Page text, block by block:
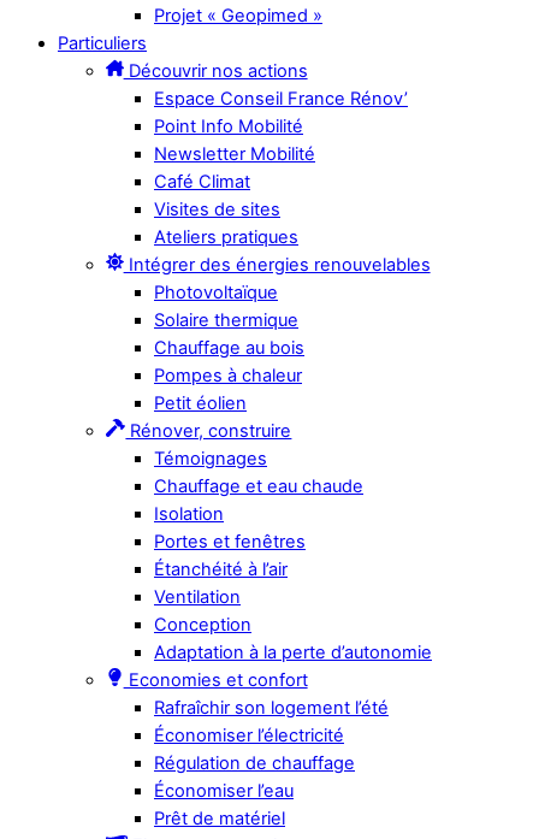
Projet « Geopimed »
Particuliers
Découvrir nos actions
Espace Conseil France Rénov’
Point Info Mobilité
Newsletter Mobilité
Café Climat
Visites de sites
Ateliers pratiques
Intégrer des énergies renouvelables
Photovoltaïque
Solaire thermique
Chauffage au bois
Pompes à chaleur
Petit éolien
Rénover, construire
Témoignages
Chauffage et eau chaude
Isolation
Portes et fenêtres
Étanchéité à l’air
Ventilation
Conception
Adaptation à la perte d’autonomie
Economies et confort
Rafraîchir son logement l’été
Économiser l’électricité
Régulation de chauffage
Économiser l’eau
Prêt de matériel